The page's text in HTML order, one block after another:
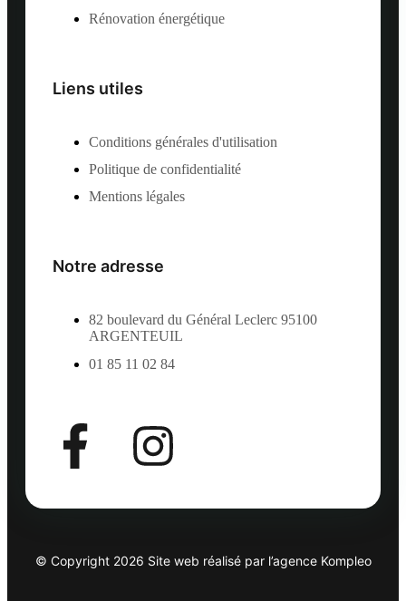
Rénovation énergétique
Liens utiles
Conditions générales d'utilisation
Politique de confidentialité
Mentions légales
Notre adresse
82 boulevard du Général Leclerc 95100
ARGENTEUIL
01 85 11 02 84
© Copyright 2026 Site web réalisé par l’agence Kompleo